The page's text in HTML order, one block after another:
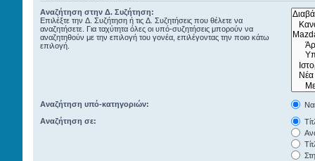
Αναζήτηση στην Δ. Συζήτηση:
Επιλέξτε την Δ. Συζήτηση ή τις Δ. Συζητήσεις που θέλετε να
αναζητήσετε. Για ταχύτητα όλες οι υπό-συζητήσεις μπορούν να
αναζητηθούν με την επιλογή του γονέα, επιλέγοντας την ποιο κάτω
επιλογή.
Αναζήτηση υπό-κατηγοριών:
Αναζήτηση σε: